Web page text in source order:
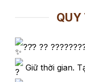
QUY
??̂? ??
Giữ thời gian.